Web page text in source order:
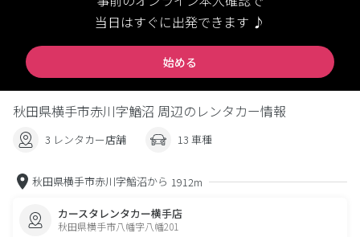
当日はすぐに出発できます ♪
始める
秋田県横手市赤川字鰌沼 周辺のレンタカー情報
3 レンタカー店舗 13 車種
秋田県横手市赤川字鰌沼から 1912m
カースタレンタカー横手店
秋田県横手市八幡字八幡201